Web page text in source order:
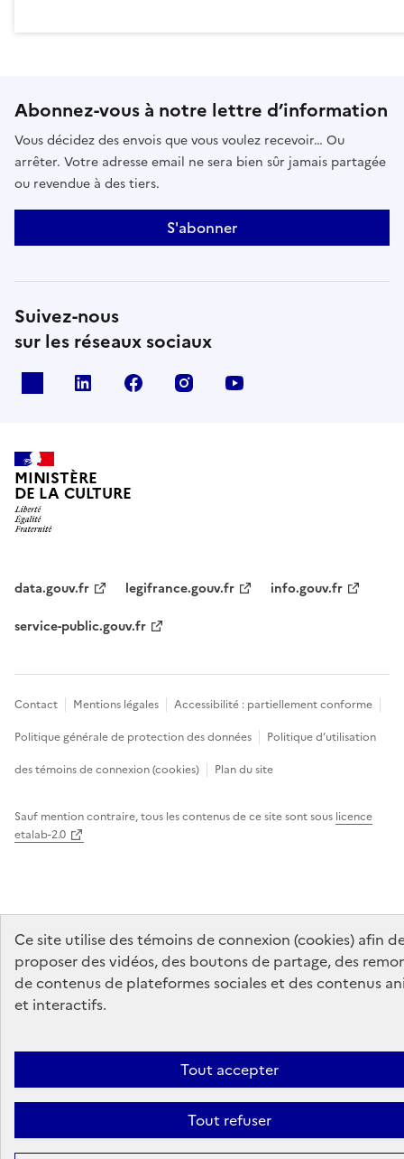
Ce site utilise des témoins de connexion (cookies) afin
proposer des vidéos, des boutons de partage, des
de contenus de plateformes sociales et des contenus
et interactifs.
Tout accepter
Tout refuser
Abonnez-vous à notre lettre d’information
Vous décidez des envois que vous voulez recevoir… Ou
arrêter. Votre adresse email ne sera bien sûr jamais partagée
ou revendue à des tiers.
S'abonner
Suivez-nous
sur les réseaux sociaux
linkedin facebook instagram
MINISTÈRE
DE LA CULTURE
data.gouv.fr legifrance.gouv.fr
info.gouv.fr
service-public.gouv.fr
Contact Mentions légales
Accessibilité : partiellement conforme
Politique générale de protection des données
Politique d’utilisation
des témoins de connexion (cookies)
Plan du site
Sauf mention contraire, tous les contenus de ce site sont sous licence
etalab-2.0